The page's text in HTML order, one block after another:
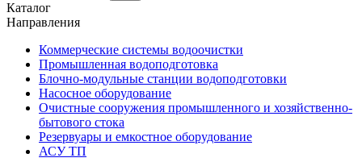
Каталог
Направления
Коммерческие системы водоочистки
Промышленная водоподготовка
Блочно-модульные станции водоподготовки
Насосное оборудование
Очистные сооружения промышленного и хозяйственно-
бытового стока
Резервуары и емкостное оборудование
АСУ ТП